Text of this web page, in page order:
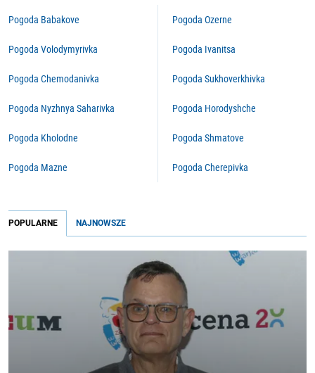
Pogoda Babakove
Pogoda Volodymyrivka
Pogoda Chemodanivka
Pogoda Nyzhnya Saharivka
Pogoda Kholodne
Pogoda Mazne
Pogoda Ozerne
Pogoda Ivanitsa
Pogoda Sukhoverkhivka
Pogoda Horodyshche
Pogoda Shmatove
Pogoda Cherepivka
POPULARNE NAJNOWSZE